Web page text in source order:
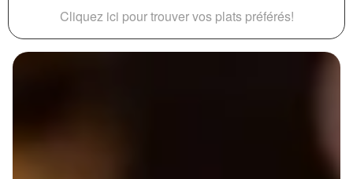
Cliquez ici pour trouver vos plats préférés!